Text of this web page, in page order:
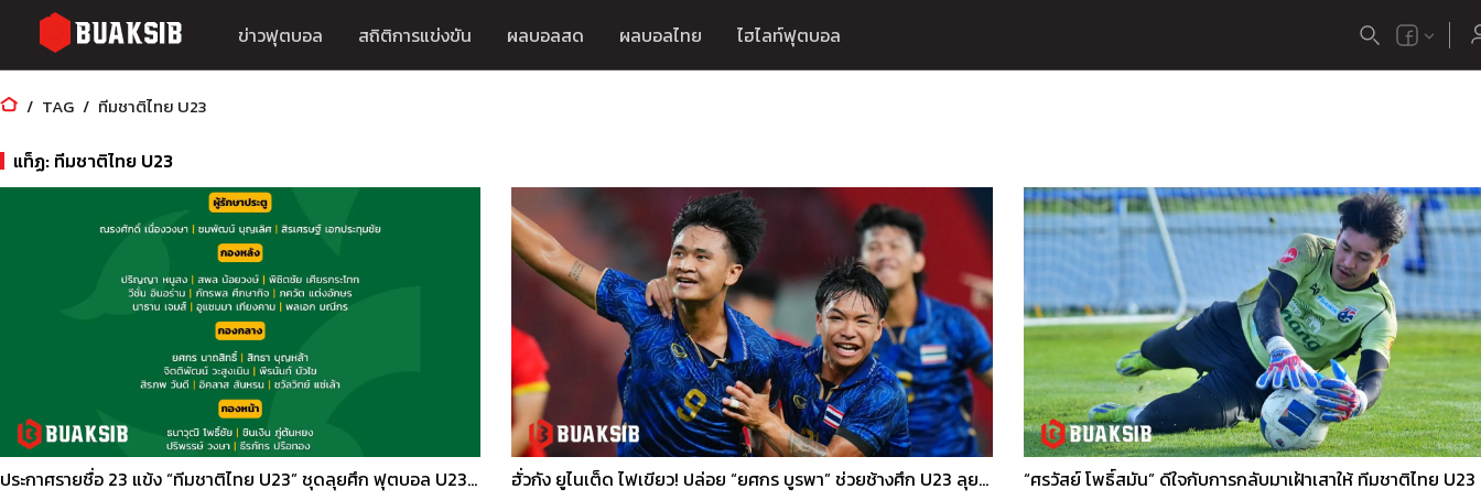
ข่าวฟุตบอล สถิติการแข่งขัน ผลบอลสด ผลบอลไทย ไฮไลท์ฟุตบอล
TAG ทีมชาติไทย U23
แท็ฏ: ทีมชาติไทย U23
ประกาศรายชื่อ 23 แข้ง “ทีมชาติไทย U23” ชุดลุยศึก ฟุตบอล U23 ชิงแชมป์เอเชีย 2026 รอบสุดท้าย ฮั่วกัง ยูไนเต็ด ไฟเขียว! ปล่อย “ยศกร บูรพา” ช่วยช้างศึก U23 ลุยชิงแชมป์เอเชีย 2026 “ศรวัสย์ โพธิ์สมัน” ดีใจกับการกลับมาเฝ้าเสาให้ ทีมชาติไทย U23